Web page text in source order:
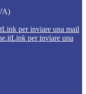
Link per inviare una mail
Link per inviare una